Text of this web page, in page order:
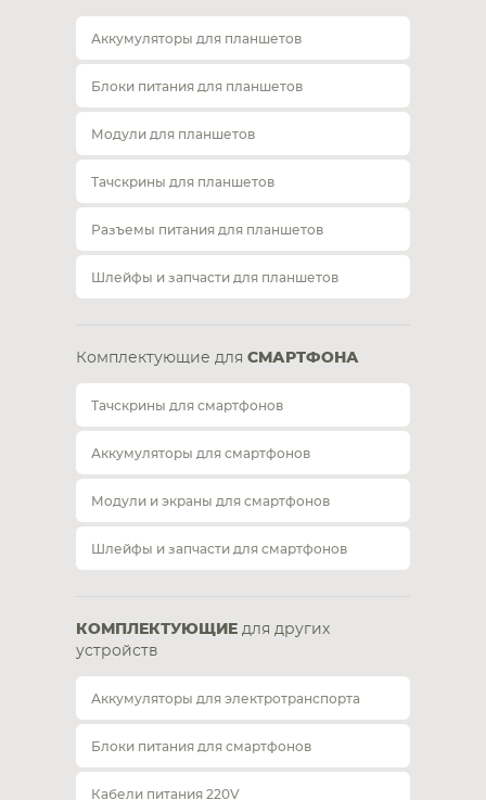
Аккумуляторы для планшетов
Блоки питания для планшетов
Модули для планшетов
Тачскрины для планшетов
Разъемы питания для планшетов
Шлейфы и запчасти для планшетов
Комплектующие для СМАРТФОНА
Тачскрины для смартфонов
Аккумуляторы для смартфонов
Модули и экраны для смартфонов
Шлейфы и запчасти для смартфонов
КОМПЛЕКТУЮЩИЕ для других
устройств
Аккумуляторы для электротранспорта
Блоки питания для смартфонов
Кабели питания 220V